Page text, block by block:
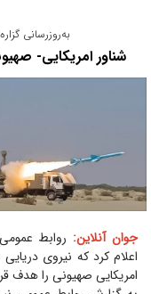
به‌روز‌رسانی
شناور امریکایی-
جوان آنلاین: روابط
امریکایی صهیونی را هدف